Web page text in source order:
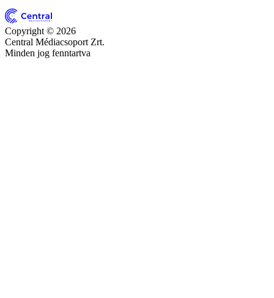
Copyright © 2026
Central Médiacsoport Zrt.
Minden jog fenntartva